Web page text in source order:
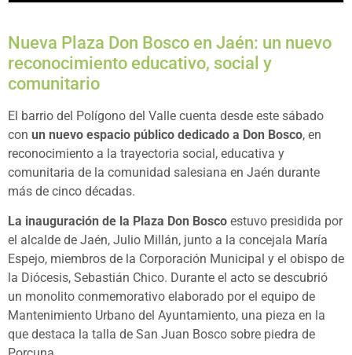
Nueva Plaza Don Bosco en Jaén: un nuevo
reconocimiento educativo, social y
comunitario
El barrio del Polígono del Valle cuenta desde este sábado
con un nuevo espacio público dedicado a Don Bosco, en
reconocimiento a la trayectoria social, educativa y
comunitaria de la comunidad salesiana en Jaén durante
más de cinco décadas.
La inauguración de la Plaza Don Bosco estuvo presidida por
el alcalde de Jaén, Julio Millán, junto a la concejala María
Espejo, miembros de la Corporación Municipal y el obispo de
la Diócesis, Sebastián Chico. Durante el acto se descubrió
un monolito conmemorativo elaborado por el equipo de
Mantenimiento Urbano del Ayuntamiento, una pieza en la
que destaca la talla de San Juan Bosco sobre piedra de